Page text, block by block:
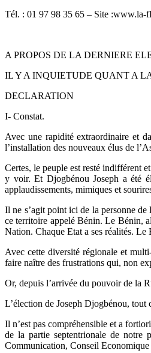
Tél. : 01 97 98 35 65 – Site :www.la-
A PROPOS DE LA DERNIERE
IL Y A INQUIETUDE QUANT A
DECLARATION
I- Constat.
Avec une rapidité extraordinaire et
l’installation des nouveaux élus de
Certes, le peuple est resté indifférent
y voir. Et Djogbénou Joseph a été
applaudissements, mimiques et
Il ne s’agit point ici de la personne
ce territoire appelé Bénin. Le Bénin,
Nation. Chaque Etat a ses réalités. Le
Avec cette diversité régionale et
faire naître des frustrations qui, non
Or, depuis l’arrivée du pouvoir de la
L’élection de Joseph Djogbénou, tout
Il n’est pas compréhensible et a
de la partie septentrionale de notre
Communication, Conseil Economique